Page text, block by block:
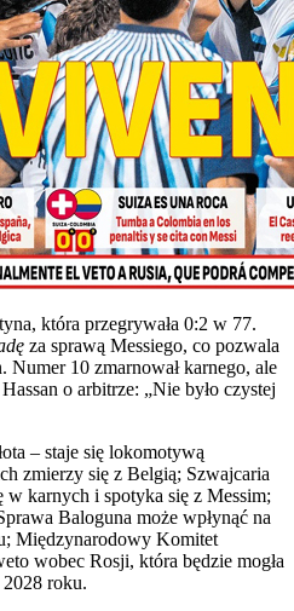
która przegrywała 0:2 w 77.
za sprawą Messiego, co pozwala
Numer 10 zmarnował karnego, ale
o arbitrze: „Nie było czystej
– staje się lokomotywą
zmierzy się z Belgią; Szwajcaria
w karnych i spotyka się z Messim;
Baloguna może wpłynąć na
Międzynarodowy Komitet
wobec Rosji, która będzie mogła
roku.